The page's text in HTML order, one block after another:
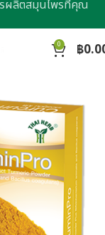
0 ฿
ผลิตสมุนไพรที่คุณ